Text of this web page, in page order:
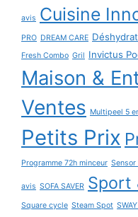
avis Cuisine
PRO DREAM CARE
Fresh Combo Gril Invictus
Maison &
Ventes Multipeel 5
Petits Prix
Programme 72h minceur Sensor
avis SOFA SAVER Sport
Square cycle Steam Spot